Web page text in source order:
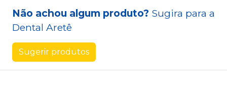
Não achou algum produto? Sugira para a
Dental Aretê
Sugerir produtos